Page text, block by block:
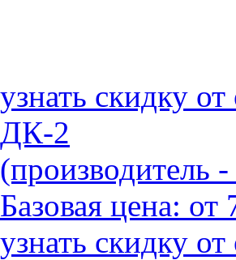
узнать скидку
ДК-2
(производитель
Базовая цена: от
узнать скидку